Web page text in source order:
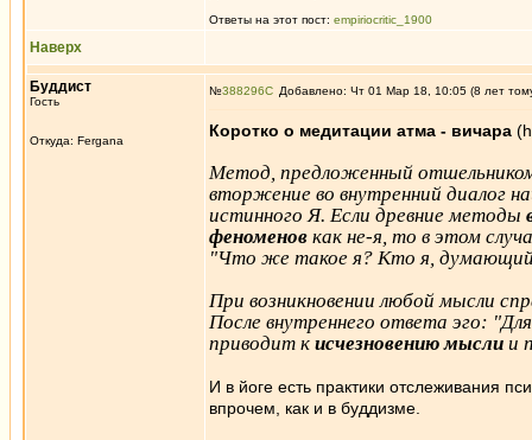
Ответы на этот пост: empiriocritic_1900
Наверх
Буддист
Гость
Откуда: Fergana
№388296 Добавлено: Чт 01 Мар 18, 10:05 (8 лет
Коротко о медитации атма - вичара
Метод, предложенный
вторжение во внутренний диалог
истинного Я. Если древние методы
феноменов как не-я, то в этом
"Что же такое я? Кто я,
При возникновении любой мысли
После внутреннего ответа эго:
приводит к исчезновению мысли и
И в йоге есть практики отслеживания
впрочем, как и в буддизме.